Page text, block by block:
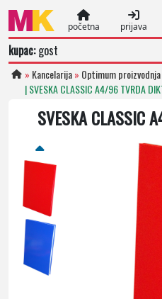
početna prijava
kupac:gost
» Kancelarija» Optimum proizvodnja
| SVESKA CLASSIC A4/96 TVRDA
SVESKA CLASSIC